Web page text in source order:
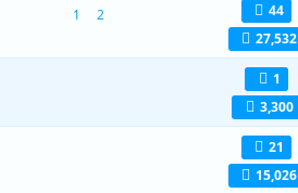
1
2
44
27,532
1
3,300
21
15,026